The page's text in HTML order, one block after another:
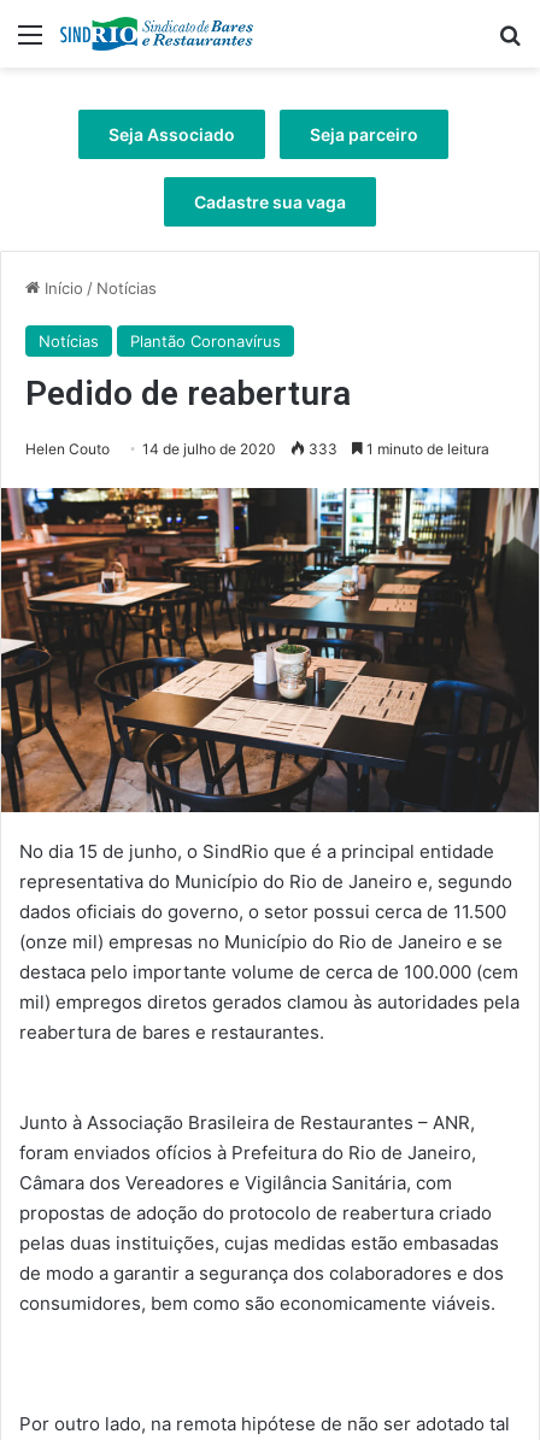
Menu
Seja Associado Seja parceiro
Cadastre sua vaga
Início / Notícias
Notícias Plantão Coronavírus
Pedido de reabertura
Helen Couto 14 de julho de 2020 333 1 minuto de leitura
No dia 15 de junho, o SindRio que é a principal entidade
representativa do Município do Rio de Janeiro e, segundo
dados oficiais do governo, o setor possui cerca de 11.500
(onze mil) empresas no Município do Rio de Janeiro e se
destaca pelo importante volume de cerca de 100.000 (cem
mil) empregos diretos gerados clamou às autoridades pela
reabertura de bares e restaurantes.
Junto à Associação Brasileira de Restaurantes – ANR,
foram enviados ofícios à Prefeitura do Rio de Janeiro,
Câmara dos Vereadores e Vigilância Sanitária, com
propostas de adoção do protocolo de reabertura criado
pelas duas instituições, cujas medidas estão embasadas
de modo a garantir a segurança dos colaboradores e dos
consumidores, bem como são economicamente viáveis.
Por outro lado, na remota hipótese de não ser adotado tal